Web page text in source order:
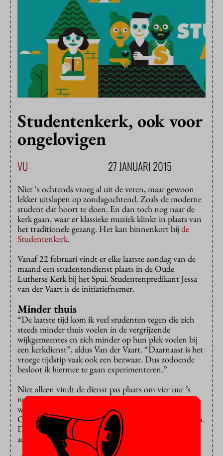
Studentenkerk, ook voor
ongelovigen
VU 27 JANUARI 2015
Niet ‘s ochtends vroeg al uit de veren, maar gewoon
lekker uitslapen op zondagochtend. Zoals de moderne
student dat hoort te doen. En dan toch nog naar de
kerk gaan, waar er klassieke muziek klinkt in plaats van
het traditionele gezang. Het kan binnenkort bij de
Studentenkerk.
Vanaf 22 februari vindt er elke laatste zondag van de
maand een studentendienst plaats in de Oude
Lutherse Kerk bij het Spui. Studentenpredikant Jessa
van der Vaart is de initiatiefnemer.
Minder thuis
“De laatste tijd kom ik veel studenten tegen die zich
steeds minder thuis voelen in de vergrijzende
wijkgemeentes en zich minder op hun plek voelen bij
een kerkdienst”, aldus Van der Vaart. “Daarnaast is het
vroege tijdstip vaak ook een bezwaar. Dus zodoende
besloot ik hiermee te gaan experimenteren.”
Niet alleen vindt de dienst pas plaats om vier uur ’s
middags, ook inhoudelijk zal er wat veranderen. “Er
wordt niet gezongen, maar studenten van het
Conservatorium zullen enkele klassieke stukken spelen.
De zang is meestal iets dat de jongeren niet
aanspreekt.”